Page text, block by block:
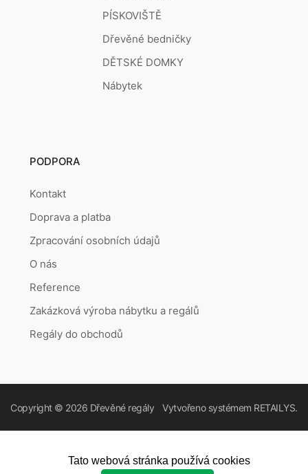
PÍSKOVIŠTĚ
Dřevěné bedničky
DĚTSKÉ DOMKY
Nábytek
PODPORA
Kontakt
Doprava a platba
Zpracování osobních údajů
O nás
Reference
Zakázková výroba nábytku a regálů
Regály do obchodů
Copyright © 2026 Dřevěné regály Vytvořeno systémem RETAILYS.
Tato webová stránka používá cookies